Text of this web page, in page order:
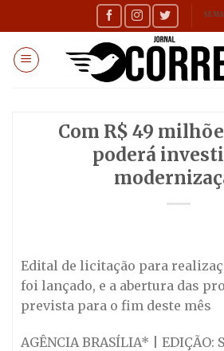
to
content
Com R$ 49
poderá
Edital de licitação para
foi lançado, e a abertura das
prevista para o fim deste mês
AGÊNCIA BRASÍLIA* | EDIÇÃO: